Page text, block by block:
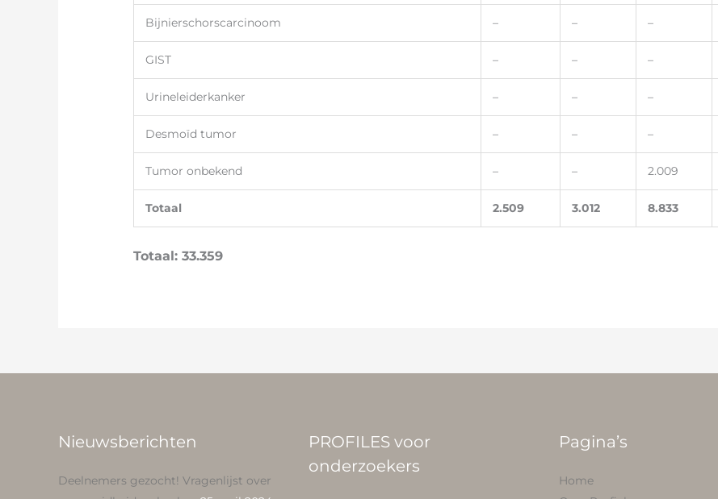
Bijnierschorscarcinoom – – –
GIST – – –
Urineleiderkanker – – –
Desmoïd tumor – – –
Tumor onbekend – – 2.009
Totaal 2.509 3.012 8.833
Totaal: 33.359
Nieuwsberichten
Deelnemers gezocht! Vragenlijst over
PROFILES voor
onderzoekers
Pagina’s
Home